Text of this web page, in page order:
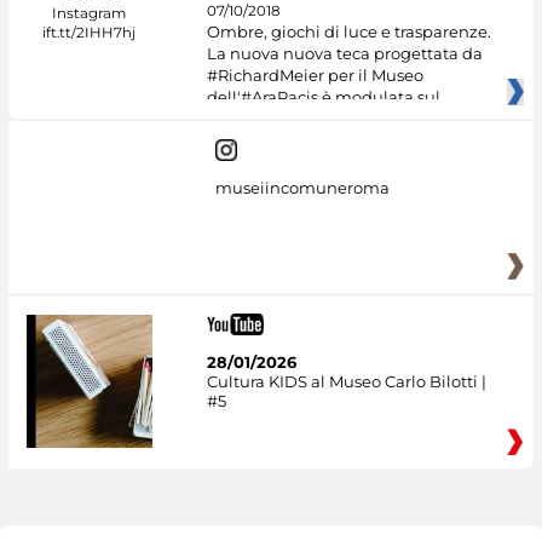
07/10/2018
Ombre, giochi di luce e trasparenze.
La nuova nuova teca progettata da
#RichardMeier per il Museo
dell'#AraPacis è modulata sul
museiincomuneroma
28/01/2026
Cultura KIDS al Museo Carlo Bilotti |
#5